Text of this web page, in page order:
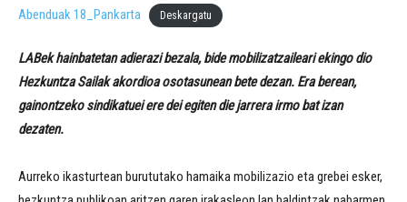
Abenduak 18_Pankarta Deskargatu
LABek hainbatetan adierazi bezala, bide mobilizatzaileari ekingo dio
Hezkuntza Sailak akordioa osotasunean bete dezan. Era berean,
gainontzeko sindikatuei ere dei egiten die jarrera irmo bat izan
dezaten.
Aurreko ikasturtean burututako hamaika mobilizazio eta grebei esker,